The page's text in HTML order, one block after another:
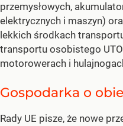
przemysłowych,
elektrycznych i maszyn)
lekkich środkach
transportu osobistego
motorowerach i
Gospodarka o
Rady UE pisze, że nowe